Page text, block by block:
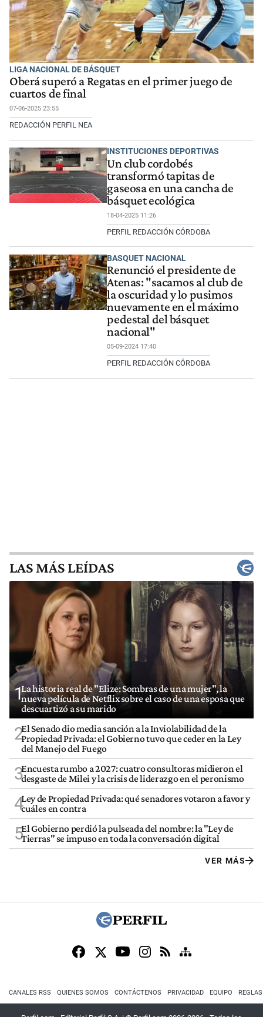
LIGA NACIONAL DE BÁSQUET
Oberá superó a Regatas en el primer juego de
cuartos de final
07-06-2025 23:55
REDACCIÓN PERFIL NEA
INSTITUCIONES DEPORTIVAS
Un club cordobés
transformó tapitas de
gaseosa en una cancha de
básquet ecológica
18-04-2025 11:26
PERFIL REDACCIÓN CÓRDOBA
BASQUET NACIONAL
Renunció el presidente de
Atenas: "sacamos al club de
la oscuridad y lo pusimos
nuevamente en el máximo
pedestal del básquet
nacional"
05-09-2024 17:40
PERFIL REDACCIÓN CÓRDOBA
LAS MÁS LEÍDAS
1La historia real de "Elize: Sombras de una mujer", la
nueva película de Netflix sobre el caso de una esposa que
descuartizó a su marido
2El Senado dio media sanción a la Inviolabilidad de la
Propiedad Privada: el Gobierno tuvo que ceder en la Ley
del Manejo del Fuego
3Encuesta rumbo a 2027: cuatro consultoras midieron el
desgaste de Milei y la crisis de liderazgo en el peronismo
4Ley de Propiedad Privada: qué senadores votaron a favor y
cuáles en contra
5El Gobierno perdió la pulseada del nombre: la "Ley de
Tierras" se impuso en toda la conversación digital
VER MÁS
CANALES RSS QUIENES SOMOS CONTÁCTENOS PRIVACIDAD EQUIPO